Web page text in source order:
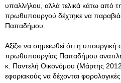
υπαλλήλου, αλλά τελικά κάτω από
πρωθυπουργού δέχτηκε να
Παπαδήμου.
Αξίζει να σημειωθεί ότι η
πρωθυπουργίας Παπαδήμου
κ. Παντελή Οικονόμου (Μάρτης
εφοριακούς να δέχονται